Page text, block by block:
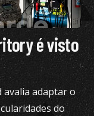
é visto
avalia adaptar o
do